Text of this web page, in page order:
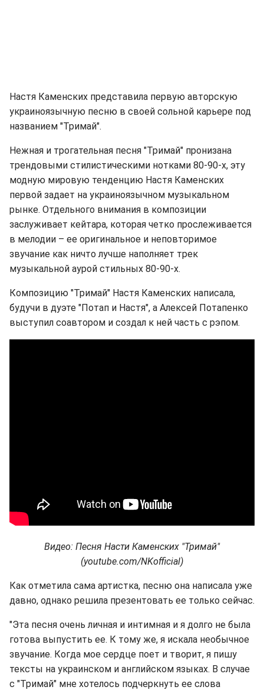
Настя Каменских представила первую авторскую
украиноязычную песню в своей сольной карьере под
названием "Тримай".
Нежная и трогательная песня "Тримай" пронизана
трендовыми стилистическими нотками 80-90-х, эту
модную мировую тенденцию Настя Каменских
первой задает на украиноязычном музыкальном
рынке. Отдельного внимания в композиции
заслуживает кейтара, которая четко прослеживается
в мелодии – ее оригинальное и неповторимое
звучание как ничто лучше наполняет трек
музыкальной аурой стильных 80-90-х.
Композицию "Тримай" Настя Каменских написала,
будучи в дуэте "Потап и Настя", а Алексей Потапенко
выступил соавтором и создал к ней часть с рэпом.
Видео: Песня Насти Каменских "Тримай"
(youtube.com/NKofficial)
Как отметила сама артистка, песню она написала уже
давно, однако решила презентовать ее только сейчас.
"Эта песня очень личная и интимная и я долго не была
готова выпустить ее. К тому же, я искала необычное
звучание. Когда мое сердце поет и творит, я пишу
тексты на украинском и английском языках. В случае
с "Тримай" мне хотелось подчеркнуть ее слова